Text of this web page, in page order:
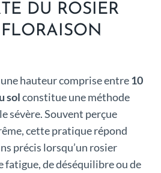
DU ROSIER
hauteur comprise entre10
solconstitue une méthode
sévère. Souvent perçue
cette pratique répond
précis lorsqu’un rosier
fatigue, de déséquilibre ou de